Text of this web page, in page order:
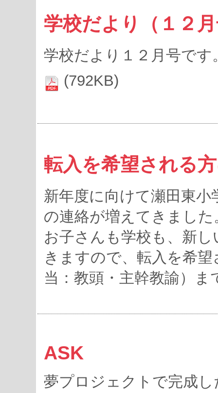
学校だより（１２
学校だより１２月号です
(792KB)
転入を希望される
新年度に向けて瀬田東
の連絡が増えてきました
お子さんも学校も、新
きますので、転入を希
当：教頭・主幹教諭）
ASK
夢プロジェクトで完成